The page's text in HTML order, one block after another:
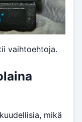
vaihtoehtoja.
mikä